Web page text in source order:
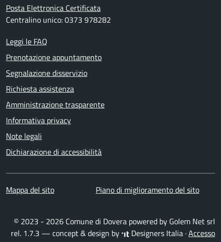
Posta Elettronica Certificata
Centralino unico: 0373 978282
Leggi le FAQ
Prenotazione appuntamento
Segnalazione disservizio
Richiesta assistenza
Amministrazione trasparente
Informativa privacy
Note legali
Dichiarazione di accessibilità
Mappa del sito Piano di miglioramento del sito
© 2023 - 2026 Comune di Dovera powered by Golem Net srl
rel. 1.7.3 — concept & design by
Designers Italia ·Accesso